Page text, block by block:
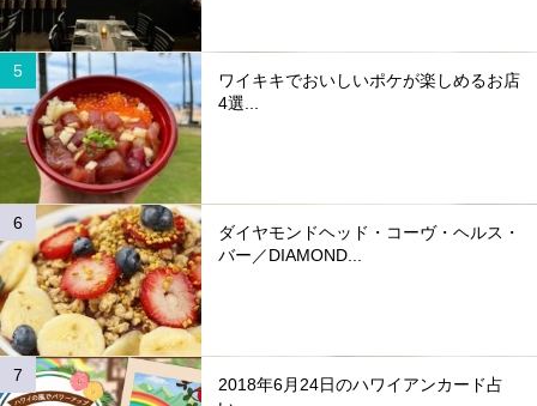
ワイキキでおいしいポケが楽しめるお店
4選...
ダイヤモンドヘッド・コーヴ・ヘルス・
バー／DIAMOND...
2018年6月24日のハワイアンカード占